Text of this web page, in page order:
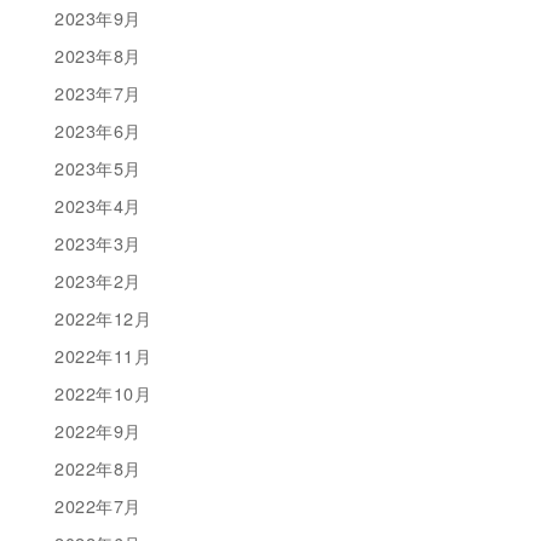
2023年9月
2023年8月
2023年7月
2023年6月
2023年5月
2023年4月
2023年3月
2023年2月
2022年12月
2022年11月
2022年10月
2022年9月
2022年8月
2022年7月